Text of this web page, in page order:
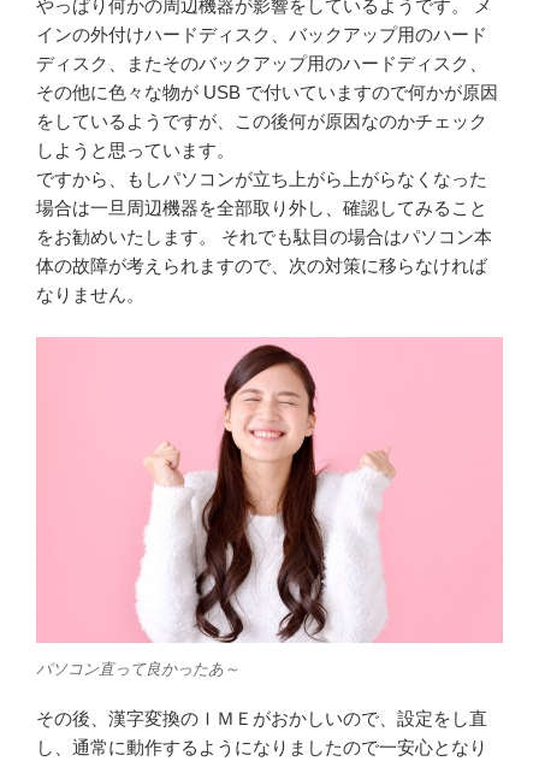
やっぱり何かの周辺機器が影響をしているようです。 メ
インの外付けハードディスク、バックアップ用のハード
ディスク、またそのバックアップ用のハードディスク、
その他に色々な物が USB で付いていますので何かが原因
をしているようですが、この後何が原因なのかチェック
しようと思っています。
ですから、もしパソコンが立ち上がら上がらなくなった
場合は一旦周辺機器を全部取り外し、確認してみること
をお勧めいたします。 それでも駄目の場合はパソコン本
体の故障が考えられますので、次の対策に移らなければ
なりません。
パソコン直って良かったあ～
その後、漢字変換のＩＭＥがおかしいので、設定をし直
し、通常に動作するようになりましたので一安心となり